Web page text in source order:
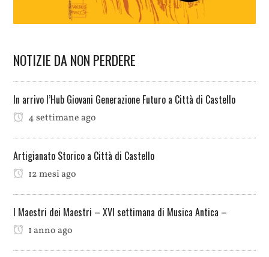
NOTIZIE DA NON PERDERE
In arrivo l’Hub Giovani Generazione Futuro a Città di Castello
4 settimane ago
Artigianato Storico a Città di Castello
12 mesi ago
I Maestri dei Maestri – XVI settimana di Musica Antica –
1 anno ago